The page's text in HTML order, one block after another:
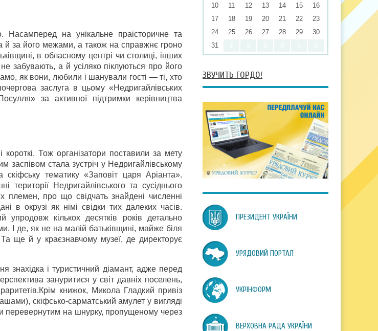
на унікальне праісторичне та
й за його межами, а також на справжнє гроно
в обласному центрі чи столиці, інших
забувають, а й усіляко піклуються про його
як вони, любили і шанували гості — ті, хто
заслуга в цьому «Недригайлівських
за активної підтримки керівництва
Тож організатори поставили за мету
заспівом стала зустріч у Недригайлівському
скіфську тематику «Заповіт царя Аріанта».
території Недригайлівського та сусіднього
племен, про що свідчать знайдені численні
в окрузі як німі свідки тих далеких часів.
кількох десятків років детально
І де, як не на малій батьківщині, майже біля
ще й у краєзнавчому музеї, де директорує
і туристичний діамант, адже перед
зануритися у світ давніх поселень,
книжок, Микола Гладкий привіз
скіфсько-сарматський амулет у вигляді
перевернутим на шнурку, пропущеному через
10
11 12 13 14 15
16
17
18 19 20 21 22
23
24
25 26 27 28 29
30
31
ЗВУЧИТЬ ГОРДО!
ПРЕЗИДЕНТ УКРАЇНИ
УРЯДОВИЙ ПОРТАЛ
УКРІНФОРМ
ВЕРХОВНА РАДА УКРАЇНИ